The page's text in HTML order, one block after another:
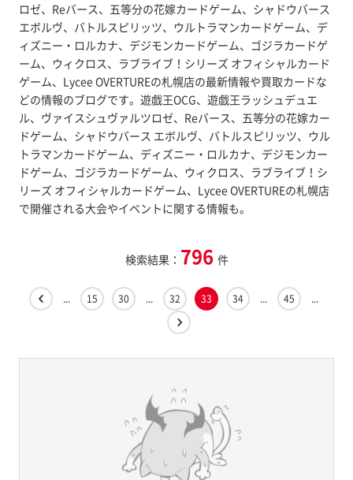
ロゼ、Reバース、五等分の花嫁カードゲーム、シャドウバース
エボルヴ、バトルスピリッツ、ウルトラマンカードゲーム、デ
ィズニー・ロルカナ、デジモンカードゲーム、ゴジラカードゲ
ーム、ウィクロス、ラブライブ！シリーズ オフィシャルカード
ゲーム、Lycee OVERTUREの札幌店の最新情報や買取カードな
どの情報のブログです。遊戯王OCG、遊戯王ラッシュデュエ
ル、ヴァイスシュヴァルツロゼ、Reバース、五等分の花嫁カー
ドゲーム、シャドウバース エボルヴ、バトルスピリッツ、ウル
トラマンカードゲーム、ディズニー・ロルカナ、デジモンカー
ドゲーム、ゴジラカードゲーム、ウィクロス、ラブライブ！シ
リーズ オフィシャルカードゲーム、Lycee OVERTUREの札幌店
で開催される大会やイベントに関する情報も。
検索結果： 796 件
... 15 30 ... 32 33 34 ... 45 ...